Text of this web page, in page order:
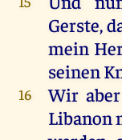
Gerste,
mein
seinen
16 Wir aber
Libanon